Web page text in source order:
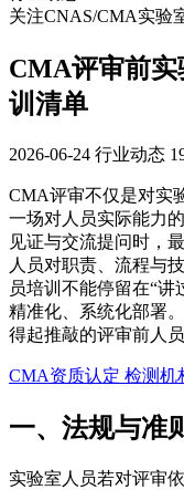
关注CNAS/CMA实验
CMA评审前实
训清单
2026-06-24 行业动态
CMA评审不仅是对实
一场对人员实际能力
见证与交流提问时，
人员对职责、流程与
员培训不能停留在“
精准化、系统化部署
得起推敲的评审前人
CMA资质认定 检测机
一、法规与准
实验室人员若对评审